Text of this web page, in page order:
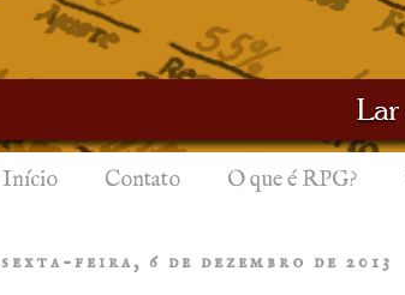
Início Contato O que é RPG?
sexta-feira, 6 de dezembro de 2013